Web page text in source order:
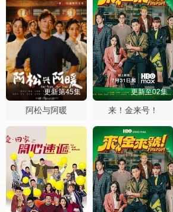
更新第45集
阿松与阿暖
更新至02集
来！金来号！